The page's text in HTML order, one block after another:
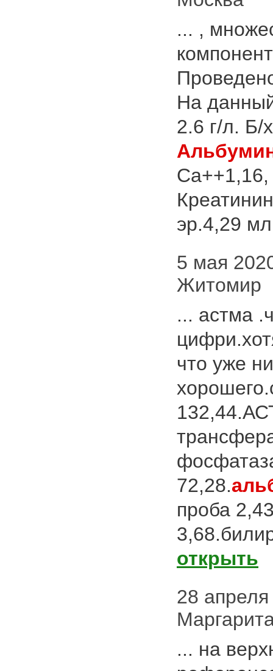
... ,
На
2.6 г/л. Б/
эр.4,29
5 мая
Житомир
... астма
что уже
72,28.
проба
открыть
28 апреля
... на